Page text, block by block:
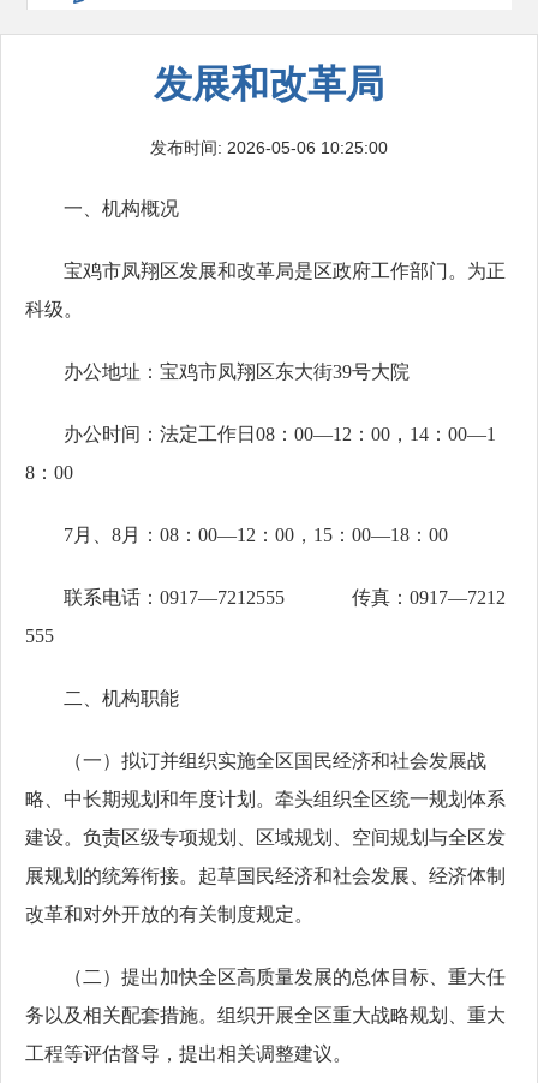
发展和改革局
发布时间: 2026-05-06 10:25:00
一、机构概况
宝鸡市凤翔区发展和改革局是区政府工作部门。为正
科级。
办公地址：宝鸡市凤翔区东大街39号大院
办公时间：法定工作日08：00—12：00，14：00—1
8：00
7月、8月：08：00—12：00，15：00—18：00
联系电话：0917—7212555 传真：0917—7212
555
二、机构职能
（一）拟订并组织实施全区国民经济和社会发展战
略、中长期规划和年度计划。牵头组织全区统一规划体系
建设。负责区级专项规划、区域规划、空间规划与全区发
展规划的统筹衔接。起草国民经济和社会发展、经济体制
改革和对外开放的有关制度规定。
（二）提出加快全区高质量发展的总体目标、重大任
务以及相关配套措施。组织开展全区重大战略规划、重大
工程等评估督导，提出相关调整建议。